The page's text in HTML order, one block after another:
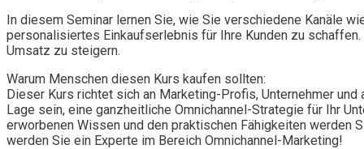
In diesem Seminar lernen Sie, wie Sie verschiedene Kanäle
personalisiertes Einkaufserlebnis für Ihre Kunden zu
Umsatz zu steigern.
Warum Menschen diesen Kurs kaufen sollten:
Dieser Kurs richtet sich an Marketing-Profis, Unternehmer
Lage sein, eine ganzheitliche Omnichannel-Strategie für Ihr
erworbenen Wissen und den praktischen Fähigkeiten werden
werden Sie ein Experte im Bereich Omnichannel-Marketing!